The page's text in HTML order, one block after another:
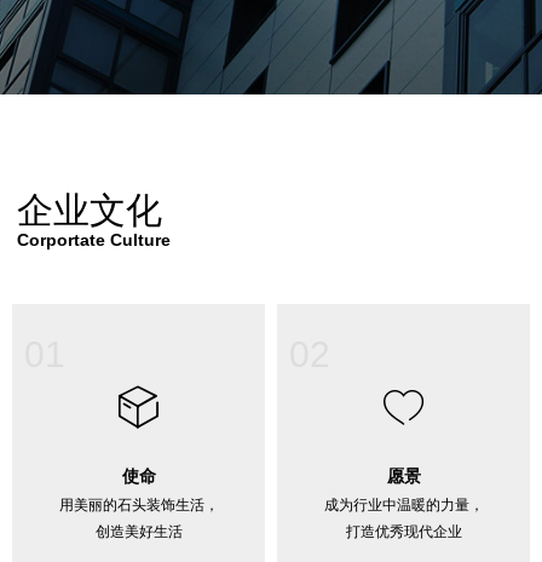
企业文化
Corportate Culture
ꁦ
使命
用美丽的石头装饰生活，
创造美好生活
ꄀ
愿景
成为行业中温暖的力量，
打造优秀现代企业